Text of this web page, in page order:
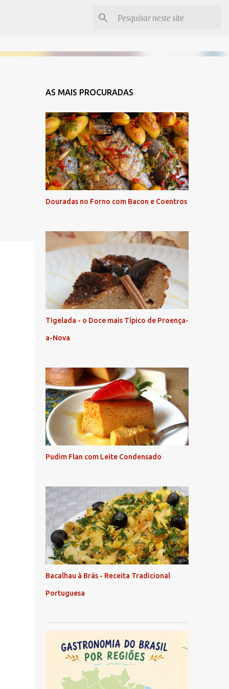
AS MAIS PROCURADAS
Douradas no Forno com Bacon e Coentros
Tigelada - o Doce mais Típico de Proença-
a-Nova
Pudim Flan com Leite Condensado
Bacalhau à Brás - Receita Tradicional
Portuguesa